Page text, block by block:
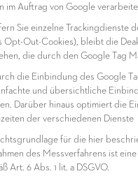
im Auftrag von Google
Sie einzelne Trackingdienste
Opt-Out-Cookies), bleibt die
die durch den Google Tag
die Einbindung des Google
und übersichtliche
Darüber hinaus optimiert die
der verschiedenen Dienste
für die hier
des Messverfahrens ist
Art. 6 Abs. 1 lit. a DSGVO.